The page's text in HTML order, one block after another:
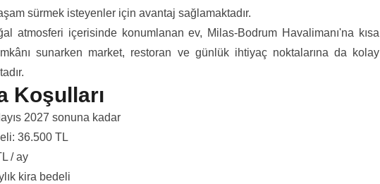
sürmek isteyenler için avantaj sağlamaktadır.
atmosferi içerisinde konumlanan ev, Milas-Bodrum Havalimanı'na kısa
sunarken market, restoran ve günlük ihtiyaç noktalarına da kolay
Koşulları
2027 sonuna kadar
36.500 TL
/ ay
kira bedeli